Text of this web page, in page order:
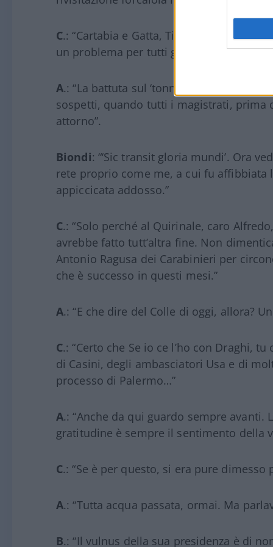
C.: “Cartabia e Gatta, Titti e Silvestro:
un problema per tutti gli italiani.”
A.: “La battuta sul ‘tonno’ Palamara te
sospetti, quando tutti i magistrati, prima
attorno”.
Biondi: “‘Sic transit gloria mundi’. Ora
rete proprio come me, a cui fu affibbiata
appiccicata addosso.”
C.: “Solo perché al Quirinale, caro
avrebbe fatto tutt’altra fine. Non
Antonio Ragusa dei Carabinieri per
che è successo in questi mesi.”
A.: “E che dire del Colle di oggi, allora?
C.: “Certo che Se io ce l’ho con Draghi,
di Casini, degli ambasciatori Usa e di
processo di Palermo…”
A.: “Anche da qui guardo sempre avanti.
gratitudine è sempre il sentimento della
C.: “Se è per questo, si era pure
A.: “Tutta acqua passata, ormai. Ma
B.: “Il vulnus della sua presidenza è di